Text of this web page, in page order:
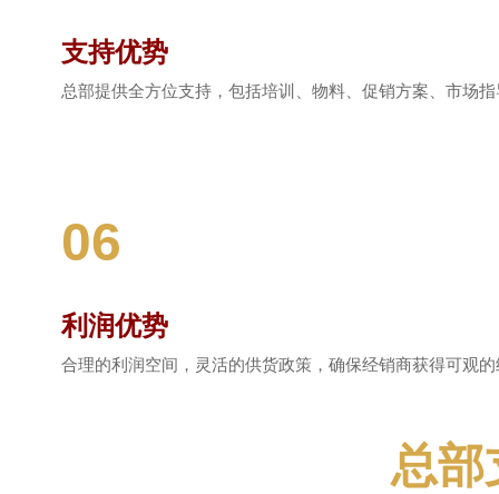
支持优势
总部提供全方位支持，包括培训、物料、促销方案、市场
06
利润优势
合理的利润空间，灵活的供货政策，确保经销商获得可观
总部